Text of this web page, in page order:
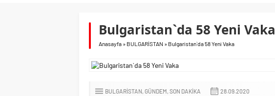
Bulgaristan`da 58 Yeni Vaka
Anasayfa » BULGARİSTAN » Bulgaristan`da 58 Yeni Vaka
BULGARİSTAN GÜNDEM SON DAKİKA 28.09.2020